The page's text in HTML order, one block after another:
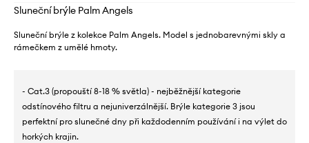
Sluneční brýle Palm Angels
Sluneční brýle z kolekce Palm Angels. Model s jednobarevnými skly a
rámečkem z umělé hmoty.
- Cat.3 (propouští 8-18 % světla) - nejběžnější kategorie
odstínového filtru a nejuniverzálnější. Brýle kategorie 3 jsou
perfektní pro slunečné dny při každodenním používání i na výlet do
horkých krajin.